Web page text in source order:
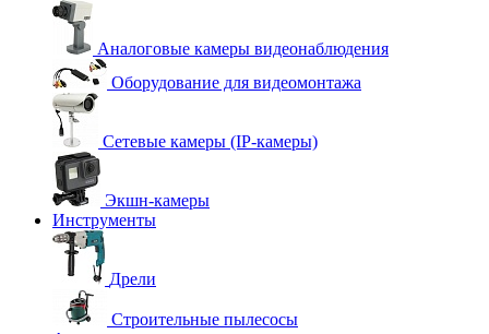
Аналоговые камеры видеонаблюдения
Оборудование для видеомонтажа
Сетевые камеры (IP-камеры)
Экшн-камеры
Инструменты
Дрели
Строительные пылесосы